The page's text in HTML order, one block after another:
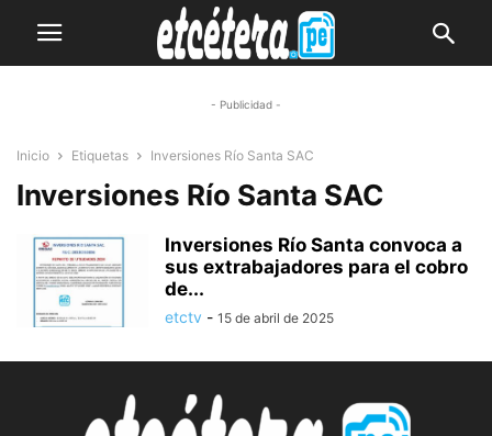
- Publicidad -
Inicio Etiquetas Inversiones Río Santa SAC
Inversiones Río Santa SAC
Inversiones Río Santa convoca a
sus extrabajadores para el cobro
de...
etctv - 15 de abril de 2025